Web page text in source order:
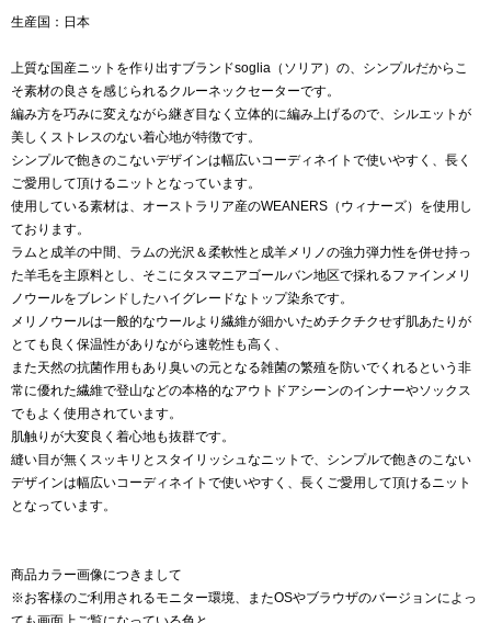
生産国：日本
上質な国産ニットを作り出すブランドsoglia（ソリア）の、シンプルだからこ
そ素材の良さを感じられるクルーネックセーターです。
編み方を巧みに変えながら継ぎ目なく立体的に編み上げるので、シルエットが
美しくストレスのない着心地が特徴です。
シンプルで飽きのこないデザインは幅広いコーディネイトで使いやすく、長く
ご愛用して頂けるニットとなっています。
使用している素材は、オーストラリア産のWEANERS（ウィナーズ）を使用し
ております。
ラムと成羊の中間、ラムの光沢＆柔軟性と成羊メリノの強力弾力性を併せ持っ
た羊毛を主原料とし、そこにタスマニアゴールバン地区で採れるファインメリ
ノウールをブレンドしたハイグレードなトップ染糸です。
メリノウールは一般的なウールより繊維が細かいためチクチクせず肌あたりが
とても良く保温性がありながら速乾性も高く、
また天然の抗菌作用もあり臭いの元となる雑菌の繁殖を防いでくれるという非
常に優れた繊維で登山などの本格的なアウトドアシーンのインナーやソックス
でもよく使用されています。
肌触りが大変良く着心地も抜群です。
縫い目が無くスッキリとスタイリッシュなニットで、シンプルで飽きのこない
デザインは幅広いコーディネイトで使いやすく、長くご愛用して頂けるニット
となっています。
商品カラー画像につきまして
※お客様のご利用されるモニター環境、またOSやブラウザのバージョンによっ